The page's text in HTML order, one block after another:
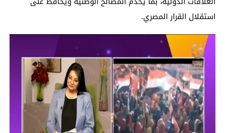
استقلال القرار المصري.